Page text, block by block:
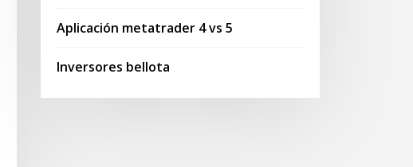
Aplicación metatrader 4 vs 5
Inversores bellota